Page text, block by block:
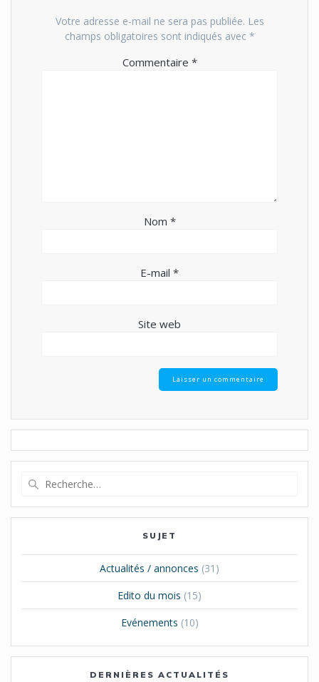
Votre adresse e-mail ne sera pas publiée. Les
champs obligatoires sont indiqués avec *
Commentaire *
Nom *
E-mail *
Site web
:
SUJET
Actualités / annonces (31)
Edito du mois (15)
Evénements (10)
DERNIÈRES ACTUALITÉS